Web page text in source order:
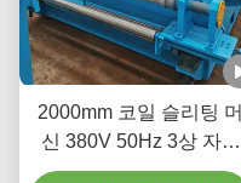
2000mm 코일 슬리팅 머
신 380V 50Hz 3상 자재
가용성 증가